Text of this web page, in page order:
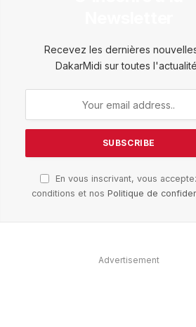
Recevez les dernières
DakarMidi sur toutes
En vous inscrivant, vous
conditions et nosPolitique de
Advertisement